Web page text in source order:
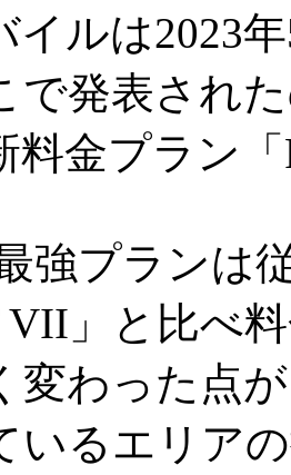
ルは2023
で発表され
料金プラン
強プランは
」と比べ
変わった点
いるエリア